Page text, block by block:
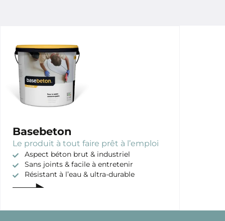
Basebeton
Le produit à tout faire prêt à l’emploi
Aspect béton brut & industriel
Sans joints & facile à entretenir
Résistant à l’eau & ultra-durable